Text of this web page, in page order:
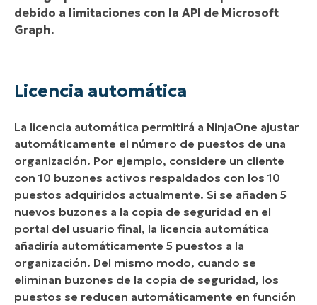
debido a limitaciones con la API de Microsoft
Graph.
Licencia automática
La licencia automática permitirá a NinjaOne ajustar
automáticamente el número de puestos de una
organización. Por ejemplo, considere un cliente
con 10 buzones activos respaldados con los 10
puestos adquiridos actualmente. Si se añaden 5
nuevos buzones a la copia de seguridad en el
portal del usuario final, la licencia automática
añadiría automáticamente 5 puestos a la
organización. Del mismo modo, cuando se
eliminan buzones de la copia de seguridad, los
puestos se reducen automáticamente en función